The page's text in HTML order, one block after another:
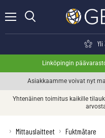
Yli
Linköpingin
Asiakkaamme voivat nyt
Yhtenäinen toimitus kaikille
› Mittauslaitteet › Fuktmätare